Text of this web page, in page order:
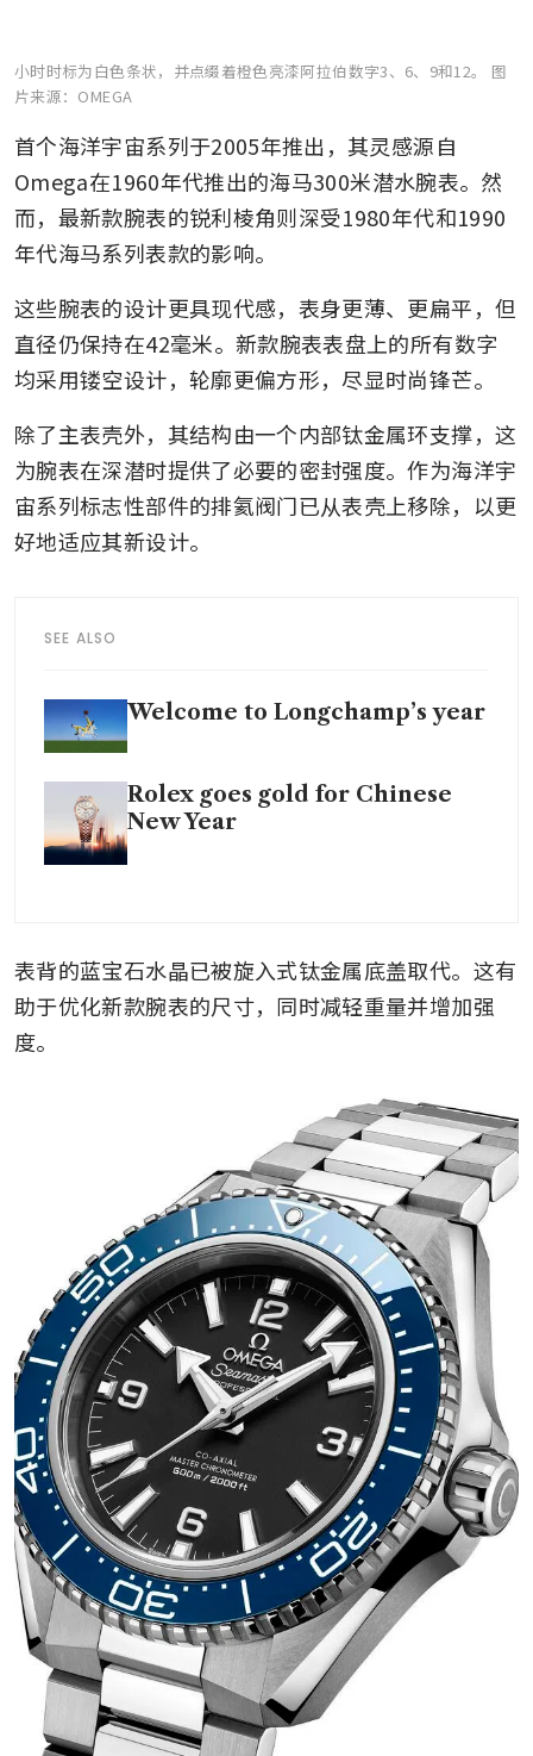
小时时标为白色条状，并点缀着橙色亮漆阿拉伯数字3、6、9和12。 图
片来源：OMEGA
首个海洋宇宙系列于2005年推出，其灵感源自
Omega在1960年代推出的海马300米潜水腕表。然
而，最新款腕表的锐利棱角则深受1980年代和1990
年代海马系列表款的影响。
这些腕表的设计更具现代感，表身更薄、更扁平，但
直径仍保持在42毫米。新款腕表表盘上的所有数字
均采用镂空设计，轮廓更偏方形，尽显时尚锋芒。
除了主表壳外，其结构由一个内部钛金属环支撑，这
为腕表在深潜时提供了必要的密封强度。作为海洋宇
宙系列标志性部件的排氦阀门已从表壳上移除，以更
好地适应其新设计。
SEE ALSO
Welcome to Longchamp’s year
Rolex goes gold for Chinese
New Year
表背的蓝宝石水晶已被旋入式钛金属底盖取代。这有
助于优化新款腕表的尺寸，同时减轻重量并增加强
度。